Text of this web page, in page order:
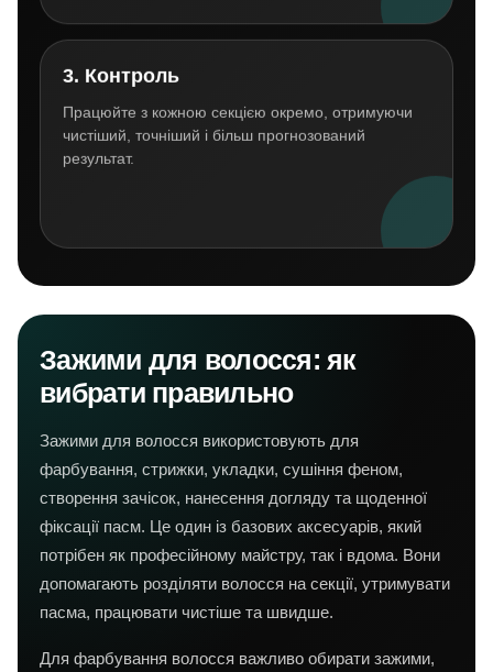
3. Контроль
Працюйте з кожною секцією окремо, отримуючи
чистіший, точніший і більш прогнозований
результат.
Зажими для волосся: як
вибрати правильно
Зажими для волосся використовують для
фарбування, стрижки, укладки, сушіння феном,
створення зачісок, нанесення догляду та щоденної
фіксації пасм. Це один із базових аксесуарів, який
потрібен як професійному майстру, так і вдома. Вони
допомагають розділяти волосся на секції, утримувати
пасма, працювати чистіше та швидше.
Для фарбування волосся важливо обирати зажими,